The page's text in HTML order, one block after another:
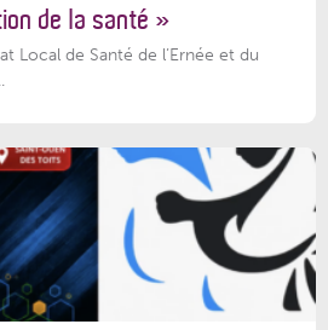
de la santé »
Local de Santé de l’Ernée et du